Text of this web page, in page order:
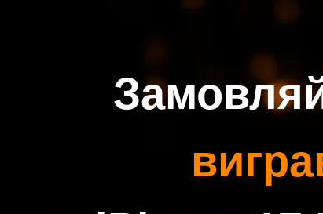
Замовляй
iPhone 17